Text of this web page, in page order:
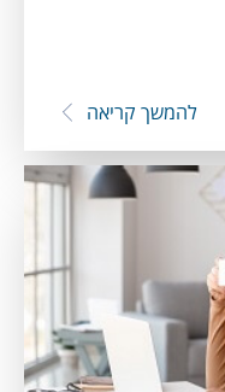
להמשך קריאה